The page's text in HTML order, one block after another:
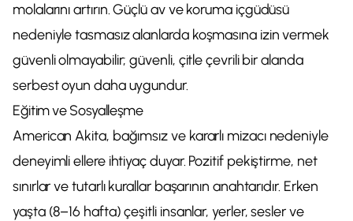
molalarını artırın. Güçlü av ve koruma içgüdüsü
nedeniyle tasmasız alanlarda koşmasına izin vermek
güvenli olmayabilir; güvenli, çitle çevrili bir alanda
serbest oyun daha uygundur.
Eğitim ve Sosyalleşme
American Akita, bağımsız ve kararlı mizacı nedeniyle
deneyimli ellere ihtiyaç duyar. Pozitif pekiştirme, net
sınırlar ve tutarlı kurallar başarının anahtarıdır. Erken
yaşta (8–16 hafta) çeşitli insanlar, yerler, sesler ve